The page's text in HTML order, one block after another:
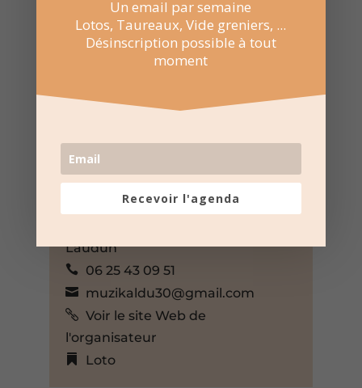
12 Jan 2025
Gymnase Léo Lagrange –
Rue Louis Pasteur, Laudun-
l'Ardoise, Gard, 30290, France,
+ Google Map
Laudun
06 25 43 09 51
muzikaldu30@gmail.com
Voir le site Web de
l'organisateur
Loto
Un email par semaine
Lotos, Taureaux, Vide greniers, ...
Désinscription possible à tout
moment
Recevoir l'agenda